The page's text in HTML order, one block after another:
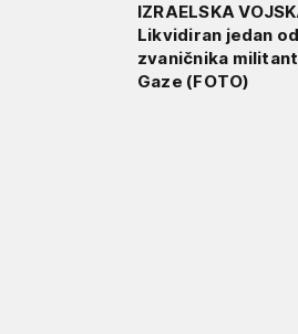
IZRAELSKA
Likvidiran jedan
zvaničnika
Gaze (FOTO)